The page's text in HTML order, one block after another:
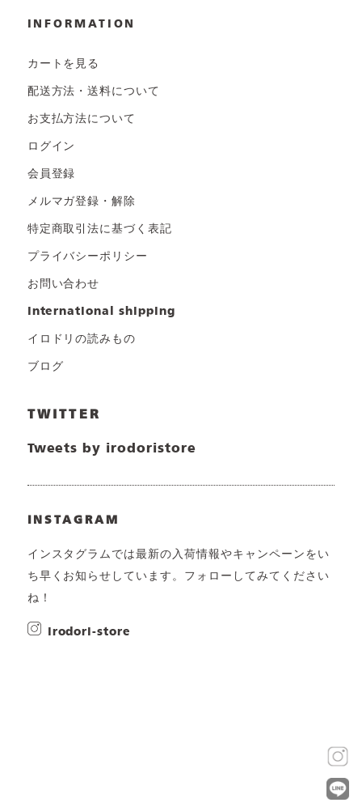
INFORMATION
カートを見る
配送方法・送料について
お支払方法について
ログイン
会員登録
メルマガ登録・解除
特定商取引法に基づく表記
プライバシーポリシー
お問い合わせ
international shipping
イロドリの読みもの
ブログ
TWITTER
Tweets by irodoristore
INSTAGRAM
インスタグラムでは最新の入荷情報やキャンペーンをい
ち早くお知らせしています。フォローしてみてください
ね！
irodori-store